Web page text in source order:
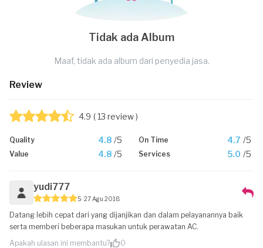
Tidak ada Album
Maaf, tidak ada album dari penyedia jasa.
Review
4.9 ( 13 review )
Quality 4.8 /5 On Time 4.7 /5
Value 4.8 /5 Services 5.0 /5
yudi777
5 27 Agu 2018
Datang lebih cepat dari yang dijanjikan dan dalam pelayanannya baik
serta memberi beberapa masukan untuk perawatan AC.
Apakah ulasan ini membantu?
0